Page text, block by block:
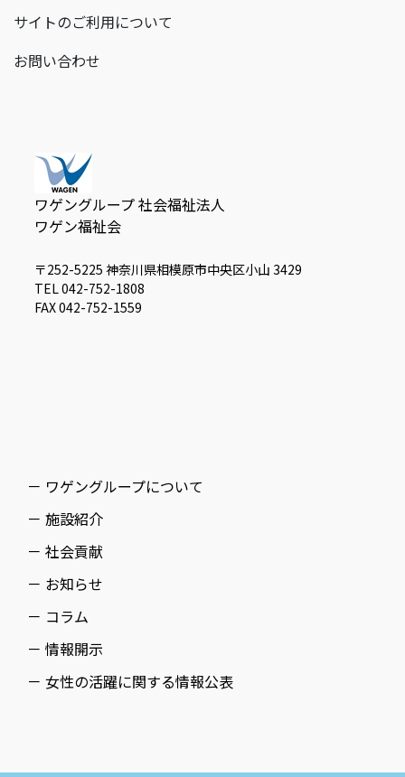
サイトのご利用について
お問い合わせ
ワゲングループ 社会福祉法人
ワゲン福祉会
〒252-5225 神奈川県相模原市中央区小山 3429
TEL 042-752-1808
FAX 042-752-1559
－ ワゲングループについて
－ 施設紹介
－ 社会貢献
－ お知らせ
－ コラム
－ 情報開示
－ 女性の活躍に関する情報公表